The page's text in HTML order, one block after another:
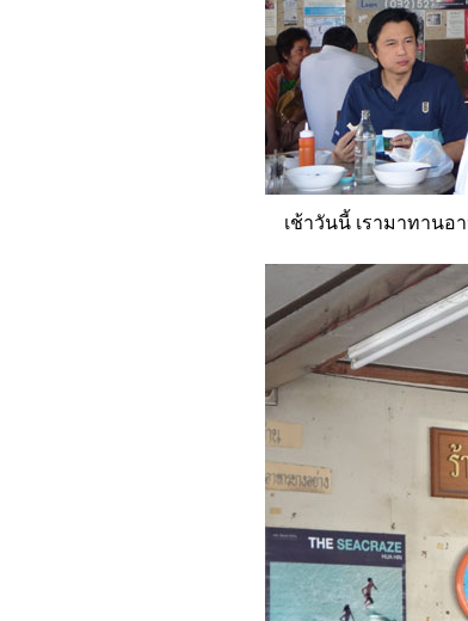
เช้าวันนี้ เรามาทานอ
เที่ยวแม่ฮ่องสอน ชมถ้ำแ
น้ำตกแม่สุรินทร์